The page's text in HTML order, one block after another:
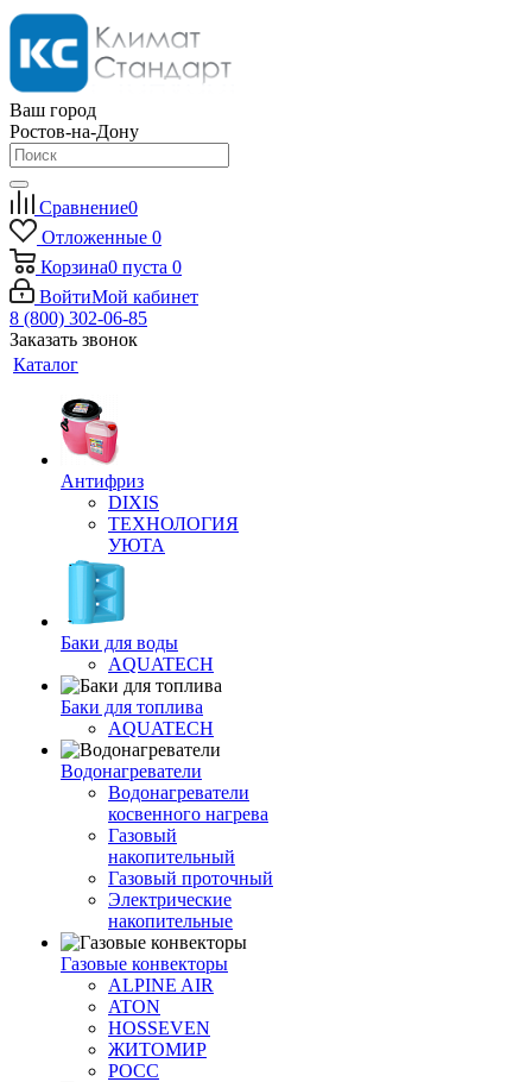
Ваш город
Ростов-на-Дону
Сравнение0
Отложенные 0
Корзина0 пуста 0
ВойтиМой кабинет
8 (800) 302-06-85
Заказать звонок
Каталог
Антифриз
DIXIS
ТЕХНОЛОГИЯ
УЮТА
Баки для воды
AQUATECH
Баки для топлива
AQUATECH
Водонагреватели
Водонагреватели
косвенного нагрева
Газовый
накопительный
Газовый проточный
Электрические
накопительные
Газовые конвекторы
ALPINE AIR
ATON
HOSSEVEN
ЖИТОМИР
РОСС